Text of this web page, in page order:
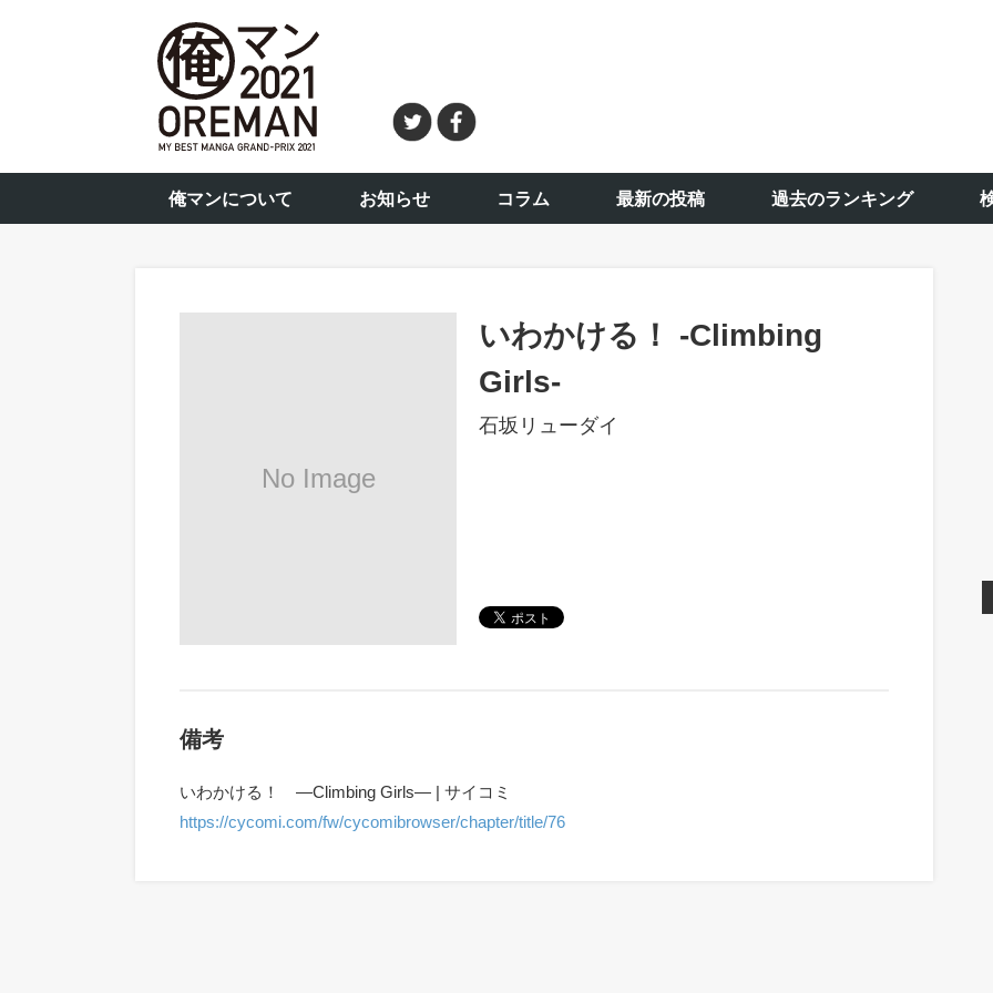
俺マンについて お知らせ コラム 最新の投稿 過去のランキング
いわかける！ -Climbing
Girls-
石坂リューダイ
備考
いわかける！ ―Climbing Girls― | サイコミ
https://cycomi.com/fw/cycomibrowser/chapter/title/76